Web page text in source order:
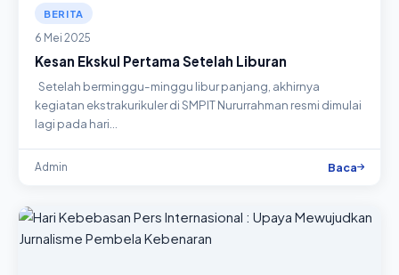
BERITA
6 Mei 2025
Kesan Ekskul Pertama Setelah Liburan
Setelah berminggu-minggu libur panjang, akhirnya
kegiatan ekstrakurikuler di SMPIT Nururrahman resmi dimulai
lagi pada hari…
Admin Baca